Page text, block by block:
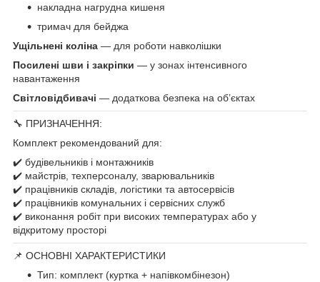
накладна нагрудна кишеня
тримач для бейджа
Ущільнені коліна — для роботи навколішки
Посилені шви і закріпки — у зонах інтенсивного
навантаження
Світловідбивачі — додаткова безпека на об’єктах
🔧 ПРИЗНАЧЕННЯ:
Комплект рекомендований для:
✔️ будівельників і монтажників
✔️ майстрів, техперсоналу, зварювальників
✔️ працівників складів, логістики та автосервісів
✔️ працівників комунальних і сервісних служб
✔️ виконання робіт при високих температурах або у
відкритому просторі
📌 ОСНОВНІ ХАРАКТЕРИСТИКИ
Тип: комплект (куртка + напівкомбінезон)